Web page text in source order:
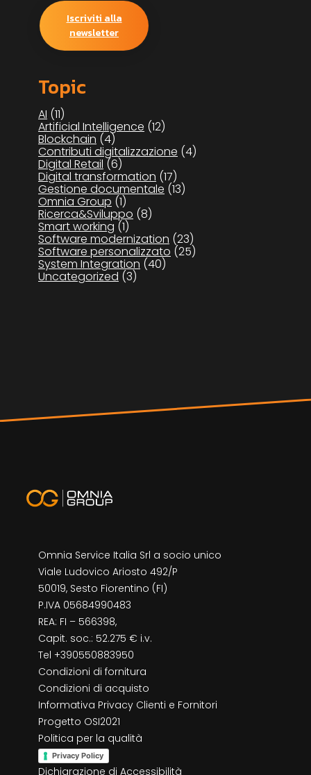
Iscriviti alla
newsletter
Topic
AI (11)
Artificial Intelligence (12)
Blockchain (4)
Contributi digitalizzazione (4)
Digital Retail (6)
Digital transformation (17)
Gestione documentale (13)
Omnia Group (1)
Ricerca&Sviluppo (8)
Smart working (1)
Software modernization (23)
Software personalizzato (25)
System Integration (40)
Uncategorized (3)
Omnia Service Italia Srl a socio unico
Viale Ludovico Ariosto 492/P
50019, Sesto Fiorentino (FI)
P.IVA 05684990483
REA: FI – 566398,
Capit. soc.: 52.275 € i.v.
Tel +390550883950
Condizioni di fornitura
Condizioni di acquisto
Informativa Privacy Clienti e Fornitori
Progetto OSI2021
Politica per la qualità
Privacy Policy
Dichiarazione di Accessibilità